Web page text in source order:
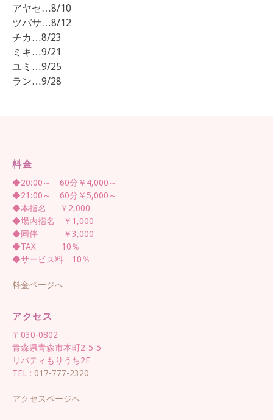
アヤセ…8/10
ツバサ…8/12
チカ…8/23
ミキ…9/21
ユミ…9/25
ラン…9/28
料金
◆20:00～ 60分￥4,000～
◆21:00～ 60分￥5,000～
◆本指名 ￥2,000
◆場内指名 ￥1,000
◆同伴 ￥3,000
◆TAX 10％
◆サービス料 10％
料金ページへ
アクセス
〒030-0802
青森県青森市本町2-5-5
リバティもりうち2F
TEL : 017-777-2320
アクセスページへ